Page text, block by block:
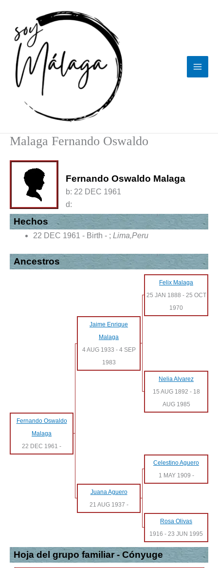
contenido
Malaga Fernando Oswaldo
Fernando Oswaldo Malaga
b: 22 DEC 1961
d:
Hechos
22 DEC 1961 - Birth - ; Lima,Peru
Ancestros
Felix Malaga
25 JAN 1888 - 25 OCT
1970
Jaime Enrique
Malaga
4 AUG 1933 - 4 SEP
1983
Nelia Alvarez
15 AUG 1892 - 18
AUG 1985
Fernando Oswaldo
Malaga
22 DEC 1961 -
Celestino Aguero
1 MAY 1909 -
Juana Aguero
21 AUG 1937 -
Rosa Olivas
1916 - 23 JUN 1995
Hoja del grupo familiar - Cónyuge